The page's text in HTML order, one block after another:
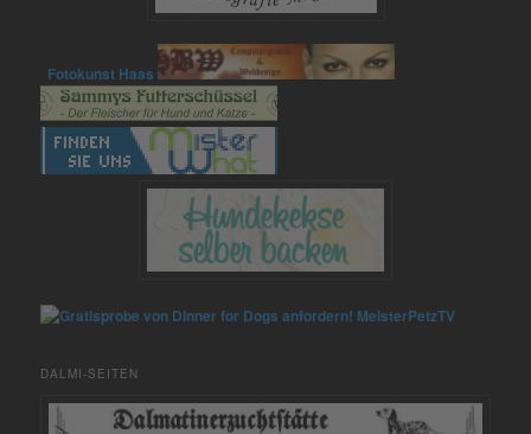
Fotokunst Haas
MeisterPetzTV
DALMI-SEITEN